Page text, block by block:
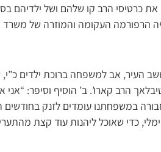
כרטיסי הרב קו שלהם ושל ילדיהם
הרפורמה העקומה והמוזרה של
ל’שערים’ ב’, תושב העיר, אב למשפחה ברוכת
הרב קארו’. ב’ הוסיף וסיפר: “אני
במשפחתנו עומדים לזנק
כדי שאוכל ליהנות עוד קצת